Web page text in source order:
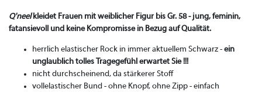
Q'neelkleidet Frauen mit weiblicher Figur bis Gr. 58 - jung, feminin,
fatansievoll und keine Kompromisse in Bezug auf Qualität.
herrlich elastischer Rock in immer aktuellem Schwarz - ein
unglaublich tolles Tragegefühl erwartet Sie !!!
nicht durchscheinend, da stärkerer Stoff
vollelastischer Bund - ohne Knopf, ohne Zipp - einfach